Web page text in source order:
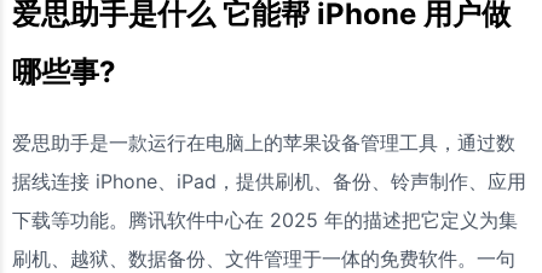
爱思助手是什么 它能帮 iPhone 用户做
哪些事?
爱思助手是一款运行在电脑上的苹果设备管理工具，通过数
据线连接 iPhone、iPad，提供刷机、备份、铃声制作、应用
下载等功能。腾讯软件中心在 2025 年的描述把它定义为集
刷机、越狱、数据备份、文件管理于一体的免费软件。一句